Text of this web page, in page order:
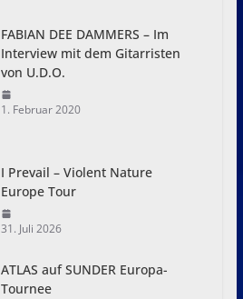
FABIAN DEE DAMMERS – Im
Interview mit dem Gitarristen
von U.D.O.
1. Februar 2020
I Prevail – Violent Nature
Europe Tour
31. Juli 2026
ATLAS auf SUNDER Europa-
Tournee